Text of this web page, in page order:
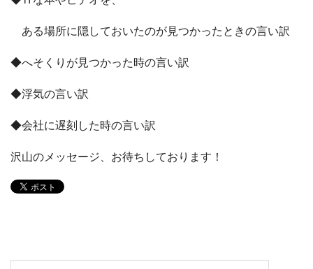
ある場所に隠しておいたのが見つかったときの言い訳
◆へそくりが見つかった時の言い訳
◆浮気の言い訳
◆会社に遅刻した時の言い訳
沢山のメッセージ、お待ちしております！